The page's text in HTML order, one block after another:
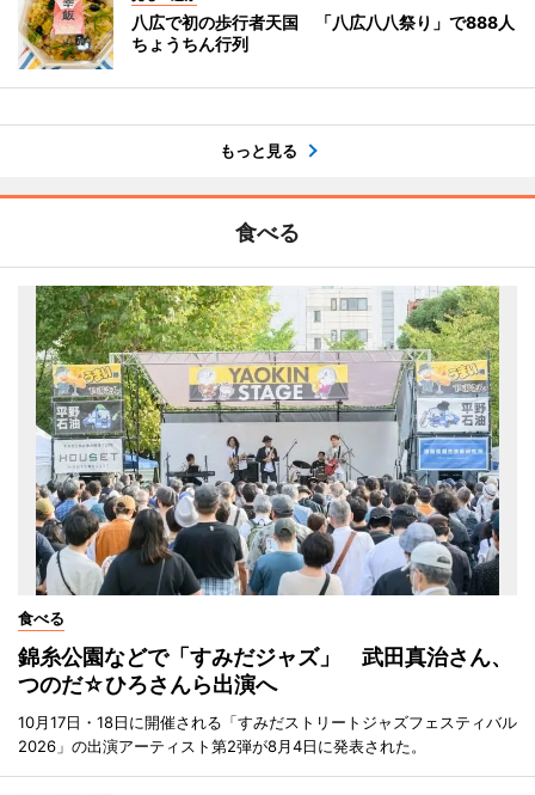
八広で初の歩行者天国 「八広八八祭り」で888人
ちょうちん行列
もっと見る
食べる
食べる
錦糸公園などで「すみだジャズ」 武田真治さん、
つのだ☆ひろさんら出演へ
10月17日・18日に開催される「すみだストリートジャズフェスティバル
2026」の出演アーティスト第2弾が8月4日に発表された。